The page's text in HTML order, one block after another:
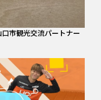
市観光交流パートナー